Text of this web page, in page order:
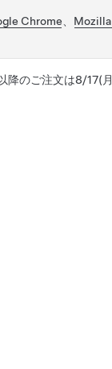
Chrome
のご注文は8/17(月